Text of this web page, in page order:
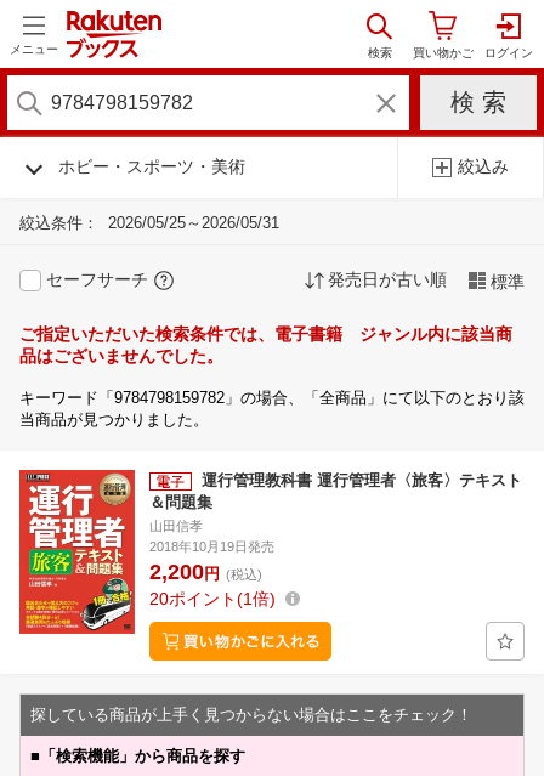
メニュー
ホビー・スポーツ・美術 絞込み
絞込条件： 2026/05/25～2026/05/31
セーフサーチ 発売日が古い順 標準
ご指定いただいた検索条件では、電子書籍 ジャンル内に該当商
品はございませんでした。
キーワード「9784798159782」の場合、「全商品」にて以下のとおり該
当商品が見つかりました。
運行管理教科書 運行管理者〈旅客〉テキスト
＆問題集
山田信孝
2018年10月19日発売
2,200円 (税込)
20ポイント 1倍
探している商品が上手く見つからない場合はここをチェック！
■ 「検索機能」から商品を探す